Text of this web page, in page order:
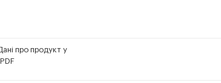
про продукт у